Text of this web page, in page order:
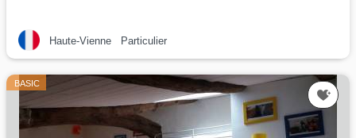
Haute-Vienne Particulier
BASIC